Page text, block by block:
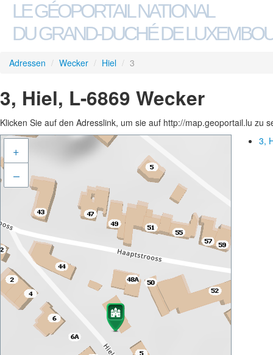
LE GÉOPORTAIL NATIONAL
DU GRAND-DUCHÉ DE
Adressen / Wecker / Hiel / 3
3, Hiel, L-6869 Wecker
Klicken Sie auf den Adresslink, um sie auf http://map.geoportail.lu zu
+
–
3,